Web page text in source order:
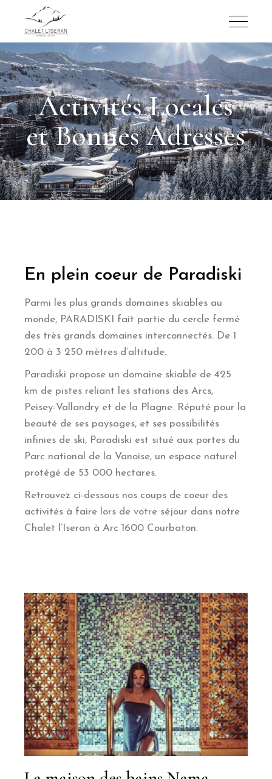
Activités Locales
et Bonnes Adresses
En plein coeur de Paradiski
Parmi les plus grands domaines skiables au
monde, PARADISKI fait partie du cercle fermé
des très grands domaines interconnectés. De 1
200 à 3 250 mètres d’altitude.
Paradiski propose un domaine skiable de 425
km de pistes reliant les stations des Arcs,
Peisey-Vallandry et de la Plagne. Réputé pour la
beauté de ses paysages, et ses possibilités
infinies de ski, Paradiski est situé aux portes du
Parc national de la Vanoise, un espace naturel
protégé de 53 000 hectares.
Retrouvez ci-dessous nos coups de coeur des
activités à faire lors de votre séjour dans notre
Chalet l’Iseran à Arc 1600 Courbaton.